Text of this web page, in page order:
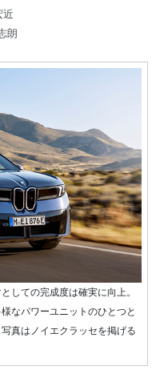
近
朗
しての完成度は確実に向上。
なパワーユニットのひとつと
真はノイエクラッセを掲げる